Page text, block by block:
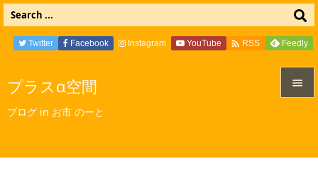
プラスα空間
ブログ in お市 のーと

Twitter Facebook Instagram YouTube  RSS Feedly